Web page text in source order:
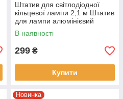
Штатив для світлодіодної
кільцевої лампи 2,1 м Штатив
для лампи алюмінієвий
Чорний
В наявності
299 ₴
Купити
Новинка